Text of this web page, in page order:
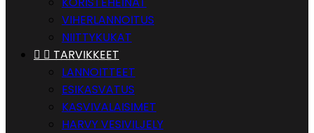
VIHERLANNOITUS
NIITTYKUKAT
  TARVIKKEET
LANNOITTEET
ESIKASVATUS
KASVIVALAISIMET
HARVY VESIVILJELY